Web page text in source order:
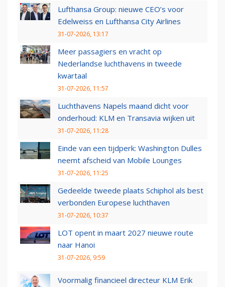
Lufthansa Group: nieuwe CEO’s voor
Edelweiss en Lufthansa City Airlines
31-07-2026, 13:17
Meer passagiers en vracht op
Nederlandse luchthavens in tweede
kwartaal
31-07-2026, 11:57
Luchthavens Napels maand dicht voor
onderhoud: KLM en Transavia wijken uit
31-07-2026, 11:28
Einde van een tijdperk: Washington Dulles
neemt afscheid van Mobile Lounges
31-07-2026, 11:25
Gedeelde tweede plaats Schiphol als best
verbonden Europese luchthaven
31-07-2026, 10:37
LOT opent in maart 2027 nieuwe route
naar Hanoi
31-07-2026, 9:59
Voormalig financieel directeur KLM Erik